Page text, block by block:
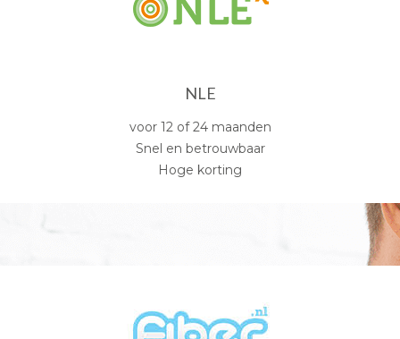
NLE
voor 12 of 24 maanden
Snel en betrouwbaar
Hoge korting